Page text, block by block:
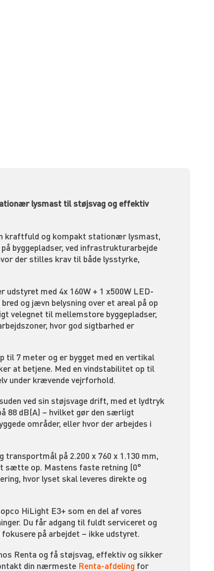
lysmast til støjsvag og effektiv
kraftfuld og kompakt stationær lysmast,
byggepladser, ved infrastrukturarbejde
der stilles krav til både lysstyrke,
udstyret med 4x 160W + 1 x500W LED-
og jævn belysning over et areal på op
velegnet til mellemstore byggepladser,
hvor god sigtbarhed er
til 7 meter og er bygget med en vertikal
at betjene. Med en vindstabilitet op til
under krævende vejrforhold.
ved sin støjsvage drift, med et lydtryk
88 dB(A) – hvilket gør den særligt
områder, eller hvor der arbejdes i
transportmål på 2.200 x 760 x 1.130 mm,
sætte op. Mastens faste retning (0°
hvor lyset skal leveres direkte og
HiLight E3+ som en del af vores
Du får adgang til fuldt serviceret og
på arbejdet – ikke udstyret.
Renta og få støjsvag, effektiv og sikker
din nærmeste Renta-afdeling for